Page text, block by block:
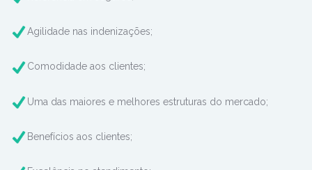
Agilidade nas indenizações;
Comodidade aos clientes;
Uma das maiores e melhores estruturas do mercado;
Benefícios aos clientes;